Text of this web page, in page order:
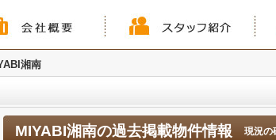
湘南
MIYABI湘南の過去掲載物件情報 現況の